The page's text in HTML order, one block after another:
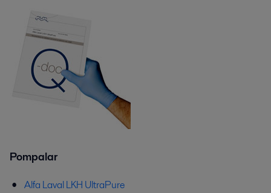
Pompalar
Alfa Laval LKH UltraPure